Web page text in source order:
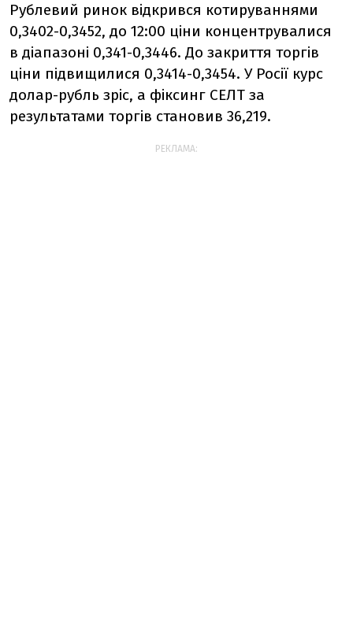
Рублевий ринок відкрився котируваннями
0,3402-0,3452, до 12:00 ціни концентрувалися
в діапазоні 0,341-0,3446. До закриття торгів
ціни підвищилися 0,3414-0,3454. У Росії курс
долар-рубль зріс, а фіксинг СЕЛТ за
результатами торгів становив 36,219.
РЕКЛАМА: